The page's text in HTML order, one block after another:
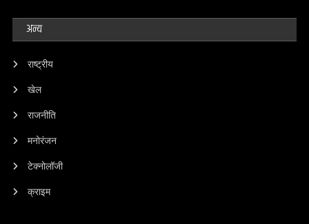
अन्य
राष्ट्रीय
खेल
राजनीति
मनोरंजन
टेक्नोलॉजी
क्राइम